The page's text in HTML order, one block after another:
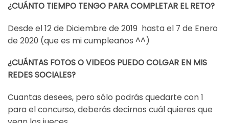
¿CUÁNTO TIEMPO TENGO PARA COMPLETAR EL RETO?
Desde el 12 de Diciembre de 2019 hasta el 7 de Enero
de 2020 (que es mi cumpleaños ^^)
¿CUÁNTAS FOTOS O VIDEOS PUEDO COLGAR EN MIS
REDES SOCIALES?
Cuantas desees, pero sólo podrás quedarte con 1
para el concurso, deberás decirnos cuál quieres que